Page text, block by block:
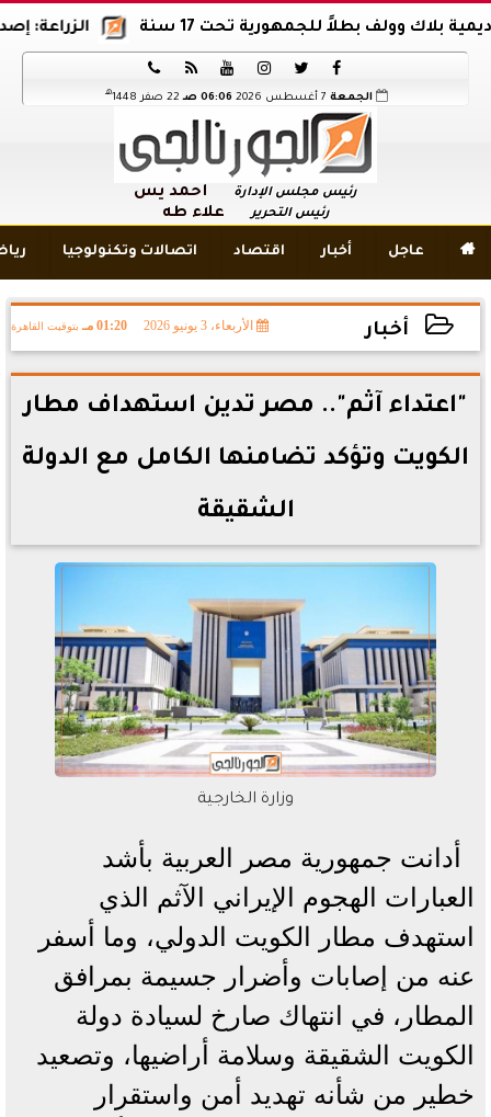
الزراعة: إصدار 12 ألف موافقة وتصريح بالمبيدات خلال 6 شهور وولف بطلاً للجمهورية تحت 17 سنة






الجمعة 06:06 صـ 22 صفر 1448 هـ
رئيس مجلس الإدارة أحمد يس
رئيس التحرير علاء طه
 عاجل أخبار اقتصاد اتصالات وتكنولوجيا
أخبار الأربعاء، 3 يونيو 2026 01:20 مـ بتوقيت القاهرة
2026-06-03 13:20:52
"اعتداء آثم".. مصر تدين استهداف مطار
الكويت وتؤكد تضامنها الكامل مع الدولة
الشقيقة
وزارة الخارجية
أدانت جمهورية مصر العربية بأشد
العبارات الهجوم الإيراني الآثم الذي
استهدف مطار الكويت الدولي، وما أسفر
عنه من إصابات وأضرار جسيمة بمرافق
المطار، في انتهاك صارخ لسيادة دولة
الكويت الشقيقة وسلامة أراضيها، وتصعيد
خطير من شأنه تهديد أمن واستقرار